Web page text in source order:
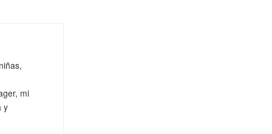
mi
y